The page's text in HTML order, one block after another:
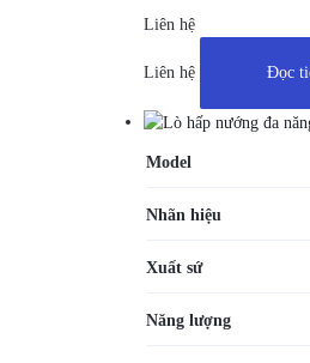
Liên hệ
Liên hệ Đọc
Model
Nhãn hiệu
Xuất sứ
Năng lượng